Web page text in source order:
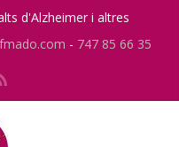
d'Alzheimer i altres
- 747 85 66 35